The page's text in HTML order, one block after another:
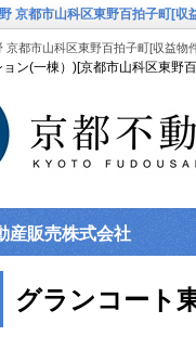
京都市山科区東野百拍子町[収
京都市山科区東野百拍子町[収益物
ン(一棟）)[京都市山科区東野
産販売株式会社
グランコート